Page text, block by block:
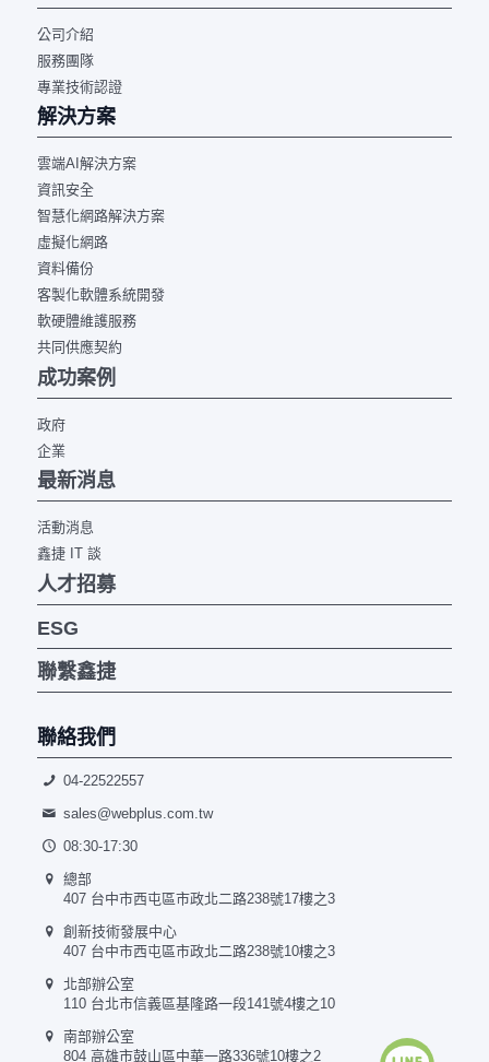
公司介紹
服務團隊
專業技術認證
解決方案
雲端AI解決方案
資訊安全
智慧化網路解決方案
虛擬化網路
資料備份
客製化軟體系統開發
軟硬體維護服務
共同供應契約
成功案例
政府
企業
最新消息
活動消息
鑫捷 IT 談
人才招募
ESG
聯繫鑫捷
聯絡我們
04-22522557
sales@webplus.com.tw
08:30-17:30
總部
407 台中市西屯區市政北二路238號17樓之3
創新技術發展中心
407 台中市西屯區市政北二路238號10樓之3
北部辦公室
110 台北市信義區基隆路一段141號4樓之10
南部辦公室
804 高雄市鼓山區中華一路336號10樓之2